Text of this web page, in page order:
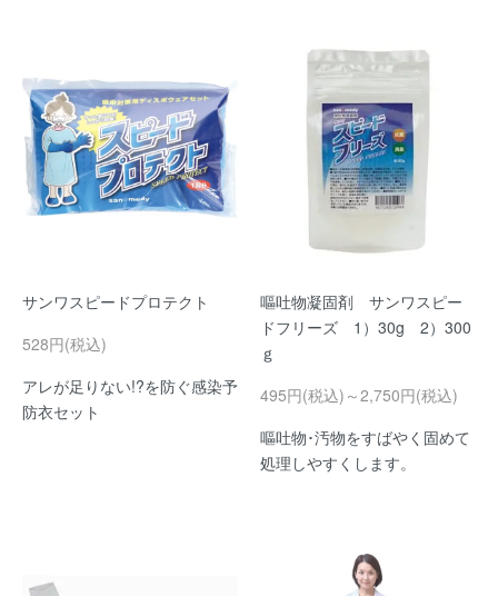
サンワスピードプロテクト
528円(税込)
アレが足りない!?を防ぐ感染予
防衣セット
嘔吐物凝固剤 サンワスピー
ドフリーズ 1）30g 2）300
ｇ
495円(税込)～2,750円(税込)
嘔吐物･汚物をすばやく固めて
処理しやすくします。